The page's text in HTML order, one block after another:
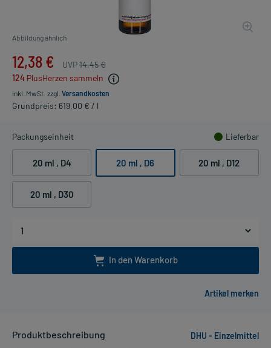
Abbildung ähnlich
12,38 € UVP14,45 €
124 PlusHerzen sammeln
inkl. MwSt. zzgl. Versandkosten
Grundpreis: 619,00 € / l
Packungseinheit Lieferbar
20 ml , D4 20 ml , D6 20 ml , D12
20 ml , D30
In den Warenkorb
Produktbeschreibung
DHU - Einzelmittel